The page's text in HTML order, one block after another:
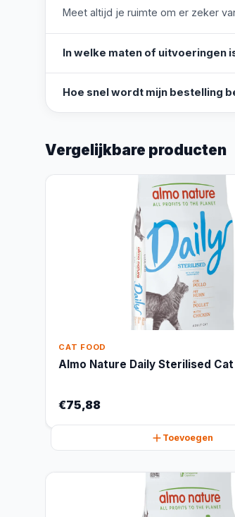
Meet altijd je ruimte om er zeker
In welke maten of uitvoeringen
Hoe snel wordt mijn bestelling
Vergelijkbare producten
CAT FOOD
Almo Nature Daily Sterilised Cat
€75,88
Toevoegen